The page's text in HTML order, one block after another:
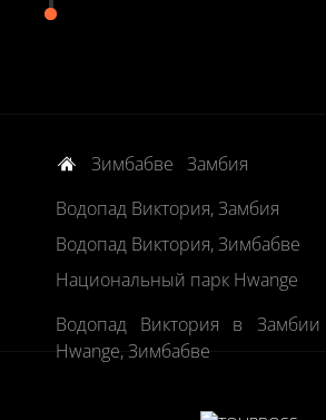
Зимбабве
Замбия
Водопад Виктория, Замбия
Водопад Виктория, Зимбабве
Национальный парк Hwange
Водопад Виктория в
Hwange, Зимбабве